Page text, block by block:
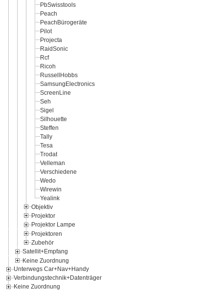
PbSwisstools
Peach
PeachBürogeräte
Pilot
Projecta
RaidSonic
Rcf
Ricoh
RussellHobbs
SamsungElectronics
ScreenLine
Seh
Sigel
Silhouette
Steffen
Tally
Tesa
Trodat
Velleman
Verschiedene
Wedo
Wirewin
Yealink
Objektiv
Projektor
Projektor Lampe
Projektoren
Zubehör
Satellit+Empfang
Keine Zuordnung
Unterwegs Car+Nav+Handy
Verbindungstechnik+Datenträger
Keine Zuordnung